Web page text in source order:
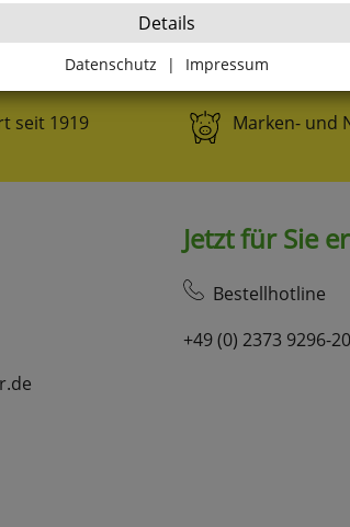
Details
Datenschutz | Impressum
Zurück
aa_sid
seit 1919 Marken- und
Jetzt für Sie
Bestellhotline
+49 (0) 2373 9296-20